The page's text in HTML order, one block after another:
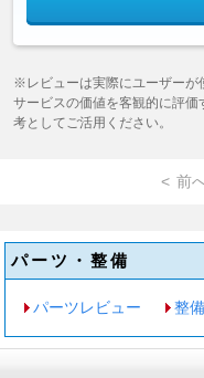
※レビューは実際にユーザーが
サービスの価値を客観的に評
考としてご活用ください。
< 前
パーツ・整備
パーツレビュー 整